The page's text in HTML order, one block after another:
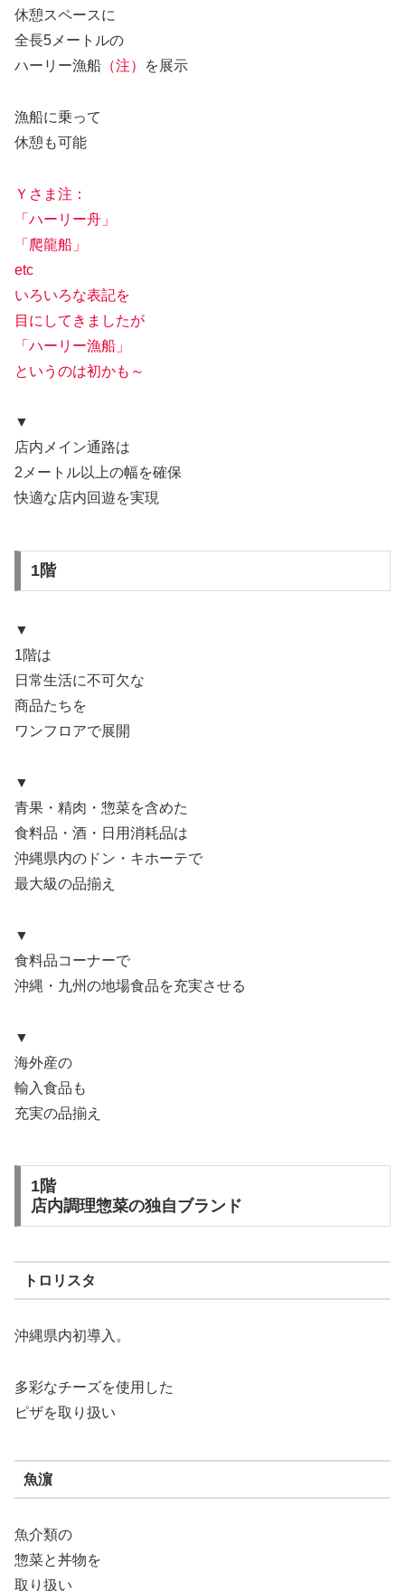
休憩スペースに
全長5メートルの
ハーリー漁船 （注） を展示
漁船に乗って
休憩も可能
Ｙさま注：
「ハーリー舟」
「爬龍船」
etc
いろいろな表記を
目にしてきましたが
「ハーリー漁船」
というのは初かも～
▼
店内メイン通路は
2メートル以上の幅を確保
快適な店内回遊を実現
1階
▼
1階は
日常生活に不可欠な
商品たちを
ワンフロアで展開
▼
青果・精肉・惣菜を含めた
食料品・酒・日用消耗品は
沖縄県内のドン・キホーテで
最大級の品揃え
▼
食料品コーナーで
沖縄・九州の地場食品を充実させる
▼
海外産の
輸入食品も
充実の品揃え
1階
店内調理惣菜の独自ブランド
トロリスタ
沖縄県内初導入。
多彩なチーズを使用した
ピザを取り扱い
魚濵
魚介類の
惣菜と丼物を
取り扱い